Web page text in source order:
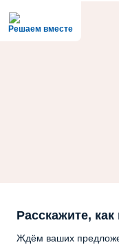
Решаем вместе
Расскажите,
Ждём ваших